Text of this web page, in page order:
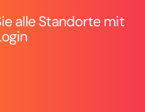
alle Standorte mit